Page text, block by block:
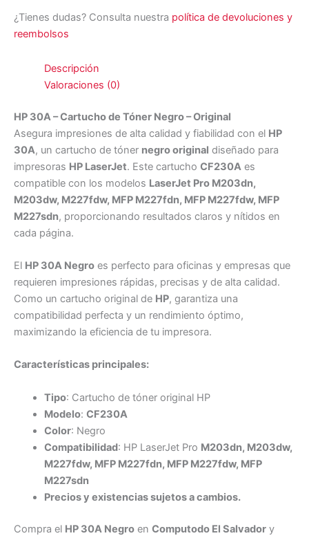
¿Tienes dudas? Consulta nuestra política de devoluciones y
reembolsos
Descripción
Valoraciones (0)
HP 30A – Cartucho de Tóner Negro – Original
Asegura impresiones de alta calidad y fiabilidad con el HP
30A, un cartucho de tóner negro original diseñado para
impresoras HP LaserJet. Este cartucho CF230A es
compatible con los modelos LaserJet Pro M203dn,
M203dw, M227fdw, MFP M227fdn, MFP M227fdw, MFP
M227sdn, proporcionando resultados claros y nítidos en
cada página.
El HP 30A Negro es perfecto para oficinas y empresas que
requieren impresiones rápidas, precisas y de alta calidad.
Como un cartucho original de HP, garantiza una
compatibilidad perfecta y un rendimiento óptimo,
maximizando la eficiencia de tu impresora.
Características principales:
Tipo: Cartucho de tóner original HP
Modelo: CF230A
Color: Negro
Compatibilidad: HP LaserJet Pro M203dn, M203dw,
M227fdw, MFP M227fdn, MFP M227fdw, MFP
M227sdn
Precios y existencias sujetos a cambios.
Compra el HP 30A Negro en Computodo El Salvador y